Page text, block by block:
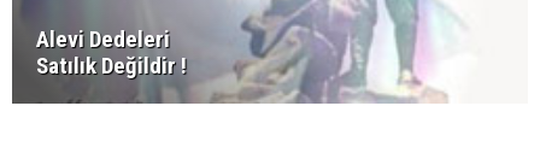
Alevi Dedeleri
Satılık Değildir !